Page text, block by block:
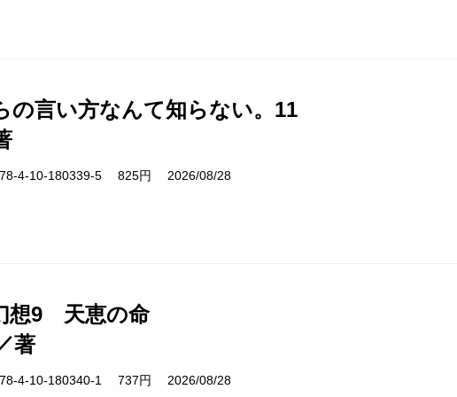
の言い方なんて知らない。11
4-10-180339-5 825円 2026/08/28
想9 天恵の命
著
4-10-180340-1 737円 2026/08/28